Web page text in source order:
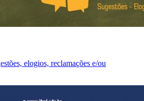
elogios, reclamações e/ou